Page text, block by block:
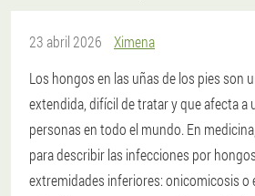
23 abril 2026
Ximena
Los hongos en las uñas de los pies son
extendida, difícil de tratar y que afecta a
personas en todo el mundo. En
para describir las infecciones por
extremidades inferiores: onicomicosis o